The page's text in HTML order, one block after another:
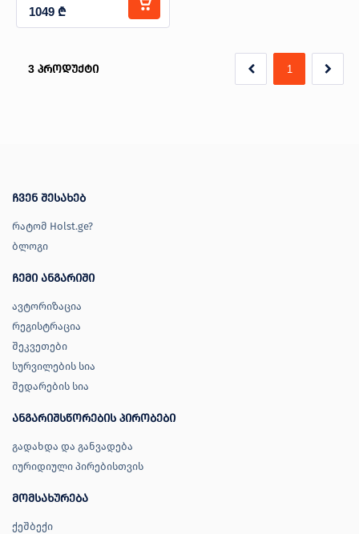
1049 ₾
3 პროდუქტი 1
ჩვენ შესახებ
რატომ Holst.ge?
ბლოგი
ჩემი ანგარიში
ავტორიზაცია
რეგისტრაცია
შეკვეთები
სურვილების სია
შედარების სია
ანგარიშსწორების პირობები
გადახდა და განვადება
იურიდიული პირებისთვის
მომსახურება
ქეშბექი